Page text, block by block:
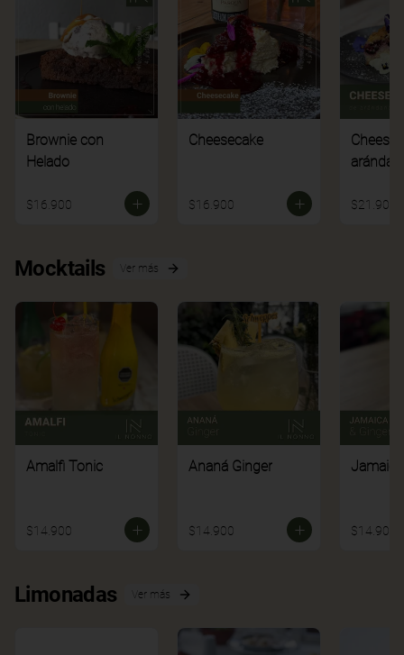
Brownie con
Helado
$16.900
Cheesecake
$16.900 $21.900
Mocktails Ver más
Amalfi Tonic
$14.900
Ananá Ginger
$14.900 $14.900
Limonadas Ver más